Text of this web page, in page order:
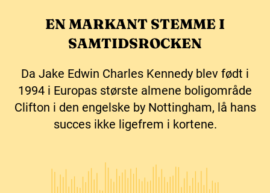
EN MARKANT STEMME I
SAMTIDSROCKEN
Da Jake Edwin Charles Kennedy blev født i
1994 i Europas største almene boligområde
Clifton i den engelske by Nottingham, lå hans
succes ikke ligefrem i kortene.